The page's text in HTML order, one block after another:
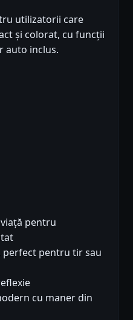
utilizatorii care
și colorat, cu funcții
auto inclus.
pentru
perfect pentru tir sau
cu maner din